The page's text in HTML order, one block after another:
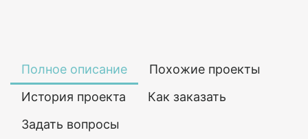
Полное описание
Похожие проекты
История проекта
Как заказать
Задать вопросы